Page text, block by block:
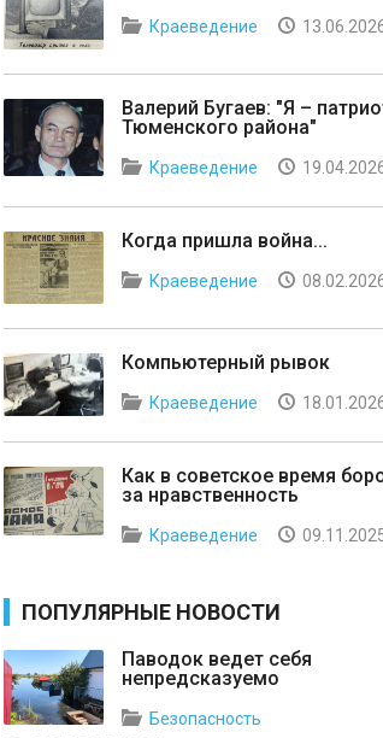
Краеведение
Валерий Бугаев: "Я –
Тюменского района"
Краеведение
Когда пришла война...
Краеведение
Компьютерный рывок
Краеведение
Как в советское время
за нравственность
Краеведение
ПОПУЛЯРНЫЕ НОВОСТИ
Паводок ведет себя
непредсказуемо
Безопасность